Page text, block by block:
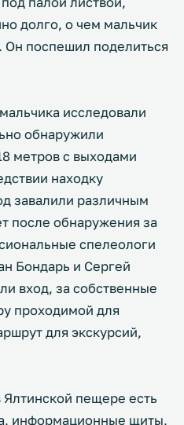
долго, о чем мальчик
Он поспешил поделиться
исследовали
обнаружили
метров с выходами
находку
завалили различным
после обнаружения за
спелеологи
Бондарь и Сергей
вход, за собственные
проходимой для
для экскурсий,
Ялтинской пещере есть
информационные щиты,